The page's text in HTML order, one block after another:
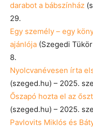
darabot a bábszínház
29.
Egy személy – egy
ajánlója (Szegedi
8.
Nyolcvanévesen írta
(szeged.hu) – 2025.
Őszapó hozta el az
(szeged.hu) – 2025.
Pavlovits Miklós és